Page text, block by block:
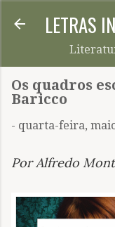
Pular
LETRAS
Os quadros
Baricco
- quarta-feira,
Por Alfredo